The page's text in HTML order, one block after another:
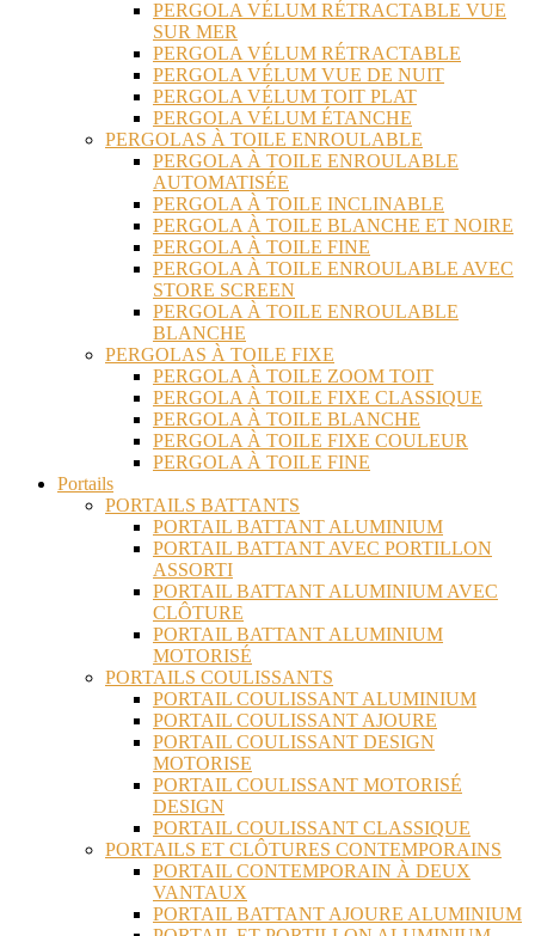
PERGOLA VÉLUM RÉTRACTABLE VUE
SUR MER
PERGOLA VÉLUM RÉTRACTABLE
PERGOLA VÉLUM VUE DE NUIT
PERGOLA VÉLUM TOIT PLAT
PERGOLA VÉLUM ÉTANCHE
PERGOLAS À TOILE ENROULABLE
PERGOLA À TOILE ENROULABLE
AUTOMATISÉE
PERGOLA À TOILE INCLINABLE
PERGOLA À TOILE BLANCHE ET NOIRE
PERGOLA À TOILE FINE
PERGOLA À TOILE ENROULABLE AVEC
STORE SCREEN
PERGOLA À TOILE ENROULABLE
BLANCHE
PERGOLAS À TOILE FIXE
PERGOLA À TOILE ZOOM TOIT
PERGOLA À TOILE FIXE CLASSIQUE
PERGOLA À TOILE BLANCHE
PERGOLA À TOILE FIXE COULEUR
PERGOLA À TOILE FINE
Portails
PORTAILS BATTANTS
PORTAIL BATTANT ALUMINIUM
PORTAIL BATTANT AVEC PORTILLON
ASSORTI
PORTAIL BATTANT ALUMINIUM AVEC
CLÔTURE
PORTAIL BATTANT ALUMINIUM
MOTORISÉ
PORTAILS COULISSANTS
PORTAIL COULISSANT ALUMINIUM
PORTAIL COULISSANT AJOURE
PORTAIL COULISSANT DESIGN
MOTORISE
PORTAIL COULISSANT MOTORISÉ
DESIGN
PORTAIL COULISSANT CLASSIQUE
PORTAILS ET CLÔTURES CONTEMPORAINS
PORTAIL CONTEMPORAIN À DEUX
VANTAUX
PORTAIL BATTANT AJOURE ALUMINIUM